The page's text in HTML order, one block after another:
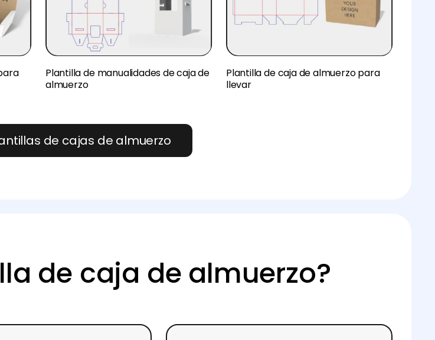
Plantilla de manualidades de caja de
almuerzo
Plantilla de caja de almuerzo para
llevar
de cajas de almuerzo
de caja de almuerzo?